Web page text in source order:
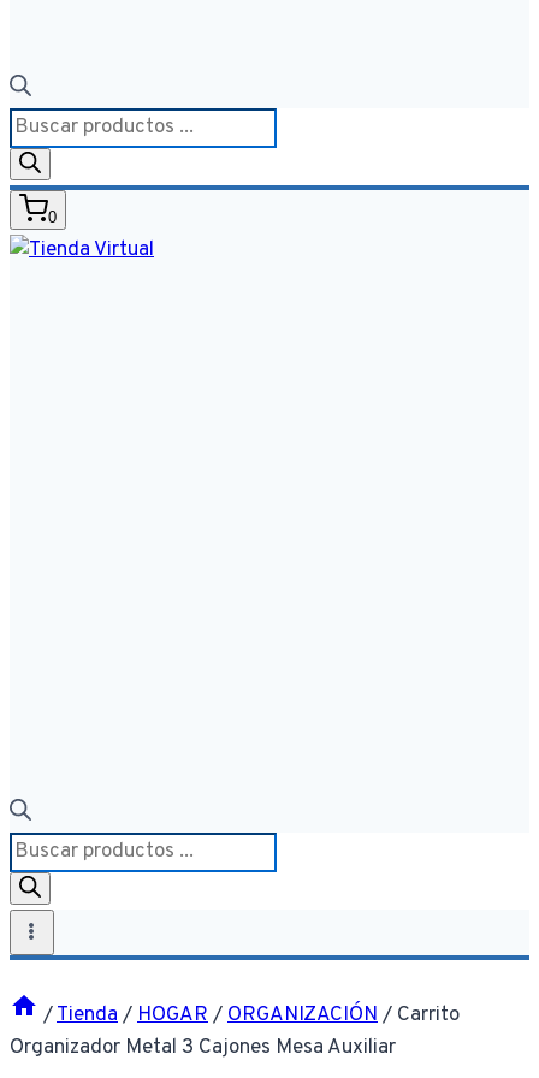
Búsqueda
de
productos
0
Búsqueda
de
productos
/Tienda/HOGAR/ORGANIZACIÓN/ Carrito
Organizador Metal 3 Cajones Mesa Auxiliar